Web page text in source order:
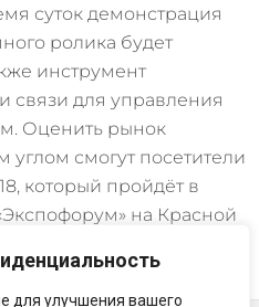
для улучшения вашего
суток демонстрация
ролика будет
инструмент
связи для управления
Оценить рынок
смогут посетители
который пройдёт в
на Красной